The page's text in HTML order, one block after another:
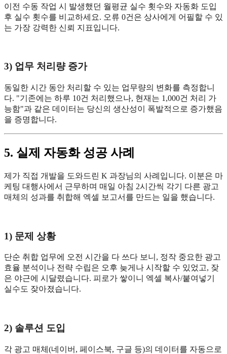
이전 수동 작업 시 발생했던 월평균 실수 횟수와 자동화 도입
후 실수 횟수를 비교하세요. 오류 0건은 상사에게 어필할 수 있
는 가장 강력한 신뢰 지표입니다.
3) 업무 처리량 증가
동일한 시간 동안 처리할 수 있는 업무량의 변화를 측정합니
다. "기존에는 하루 10건 처리했으나, 현재는 1,000건 처리 가
능함"과 같은 데이터는 당신의 생산성이 폭발적으로 증가했음
을 증명합니다.
5. 실제 자동화 성공 사례
제가 직접 개발을 도와드린 K 과장님의 사례입니다. 이분은 마
케팅 대행사에서 근무하며 매일 아침 2시간씩 각기 다른 광고
매체의 성과를 취합해 엑셀 보고서를 만드는 일을 했습니다.
1) 문제 상황
단순 취합 업무에 오전 시간을 다 쓰다 보니, 정작 중요한 광고
효율 분석이나 전략 수립은 오후 늦게나 시작할 수 있었고, 잦
은 야근에 시달렸습니다. 피로가 쌓이니 엑셀 복사/붙여넣기
실수도 잦아졌습니다.
2) 솔루션 도입
각 광고 매체(네이버, 페이스북, 구글 등)의 데이터를 자동으로